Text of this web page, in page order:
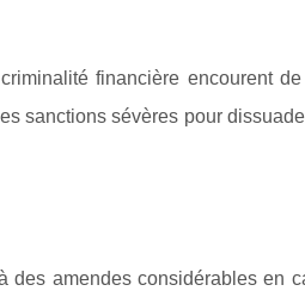
financière encourent
sanctions sévères pour
des amendes considérables en